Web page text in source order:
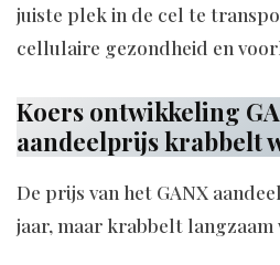
juiste plek in de cel te
cellulaire gezondheid en
Koers ontwikkeling
aandeelprijs krabbelt
De prijs van het GANX
jaar, maar krabbelt langzaam